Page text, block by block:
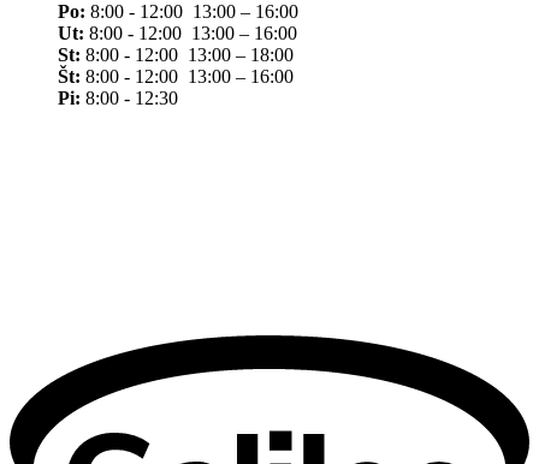
Po: 8:00 - 12:00 13:00 – 16:00
Ut: 8:00 - 12:00 13:00 – 16:00
St: 8:00 - 12:00 13:00 – 18:00
Št: 8:00 - 12:00 13:00 – 16:00
Pi: 8:00 - 12:30